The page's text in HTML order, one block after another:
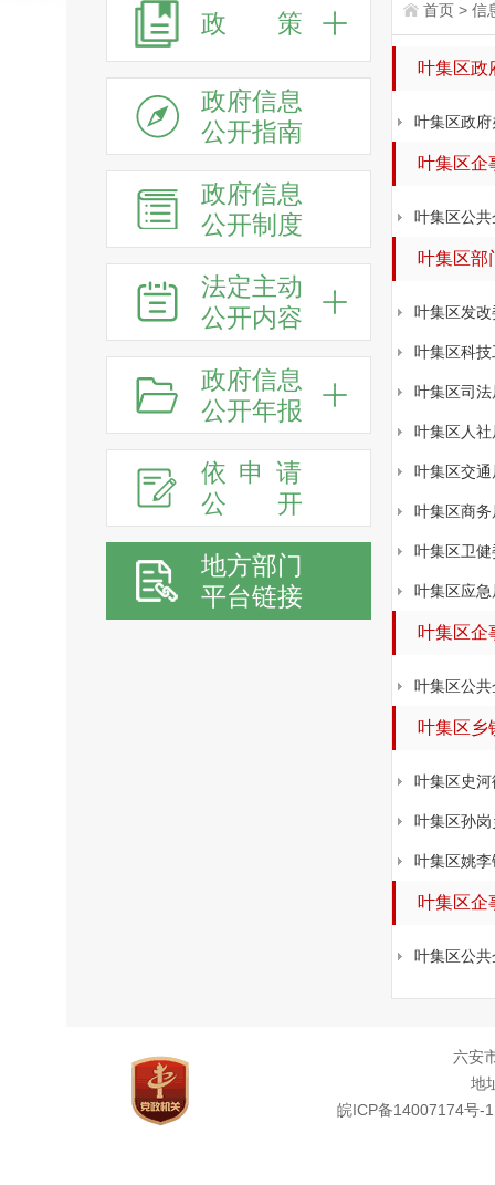
政 策
政府信息
公开指南
政府信息
公开制度
法定主动
公开内容
政府信息
公开年报
依申请
公
开
地方部门
平台链接
首页 > 信
叶集区政
叶集区政府
叶集区企
叶集区公
叶集区
叶集区发改
叶集区科
叶集区司法
叶集区人社
叶集区交通
叶集区商务
叶集区卫健
叶集区应急
叶集区企
叶集区公
叶集区乡
叶集区史河
叶集区孙岗
叶集区姚李
叶集区企
叶集区公
六安
地
皖ICP备14007174号-1